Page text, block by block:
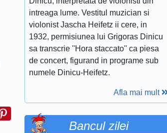
intreaga lume. Vestitul muzician si
violonist Jascha Heifetz ii cere, in
1932, permisiunea lui Grigoras Dinicu
sa transcrie ''Hora staccato'' ca piesa
de concert, figurand in programe sub
numele Dinicu-Heifetz.
Afla mai mult
Bancul zilei